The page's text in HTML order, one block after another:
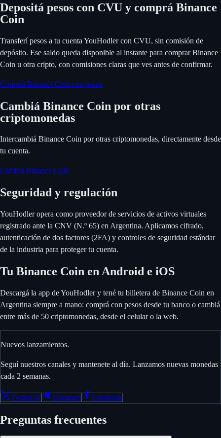
Depositá pesos con CVU y comprá Binance
Coin
Transferí pesos a tu cuenta YouHodler con CVU, sin comisión de
depósito. Ese saldo queda disponible al instante para comprar Binance
Coin u otra cripto, con comisiones claras que ves antes de confirmar.
Comprá Binance Coin con pesos
Cambiá Binance Coin por otras
criptomonedas
Intercambiá Binance Coin por otras criptomonedas, directamente desde
tu cuenta.
Cambiá Binance Coin
Seguridad y regulación
YouHodler opera como proveedor de servicios de activos virtuales
registrado ante la CNV (N.º 65) en Argentina. Aplicamos cifrado,
autenticación de dos factores (2FA) y controles de seguridad estándar
de la industria para proteger tu cuenta.
Tu Binance Coin en Android e iOS
Descargá la app de YouHodler y tené tu billetera de Binance Coin en
Argentina siempre a mano: comprá con pesos desde tu banco o cambiá
entre más de 50 criptomonedas, desde el celular o la web.
Nuevos lanzamientos.
Seguí nuestros canales y mantenete al día. Lanzamos nuevas monedas
cada 2 semanas.
Twitter/X Telegram Facebook
Preguntas frecuentes